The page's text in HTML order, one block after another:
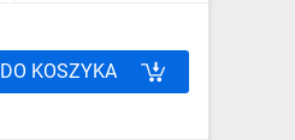
DO KOSZYKA